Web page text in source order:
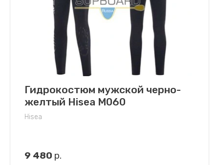
Гидрокостюм мужской черно-
желтый Hisea M060
Hisea
9 480 р.